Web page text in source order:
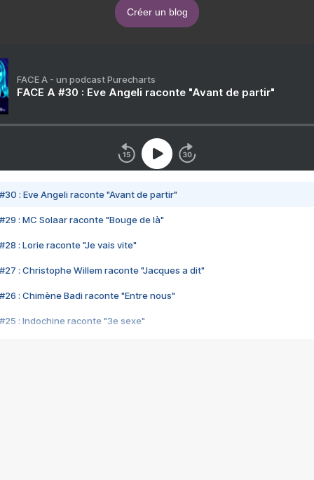
Créer un blog
FACE A - un podcast Purecharts
FACE A #30 : Eve Angeli raconte "Avant de partir"
#30 : Eve Angeli raconte "Avant de partir"
#29 : MC Solaar raconte "Bouge de là"
#28 : Lorie raconte "Je vais vite"
#27 : Christophe Willem raconte "Jacques a dit"
#26 : Chimène Badi raconte "Entre nous"
#25 : Indochine raconte "3e sexe"